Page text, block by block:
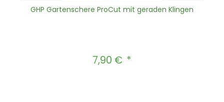
GHP Gartenschere ProCut mit geraden Klingen
Regulärer Preis:
7,90 €